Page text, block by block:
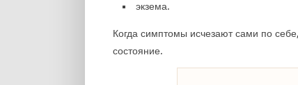
экзема.
Когда симптомы исчезают сами по
состояние.